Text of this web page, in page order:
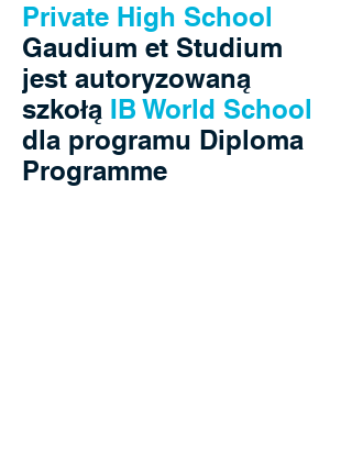
Private High School
Gaudium et Studium
jest autoryzowaną
szkołą IB World School
dla programu Diploma
Programme